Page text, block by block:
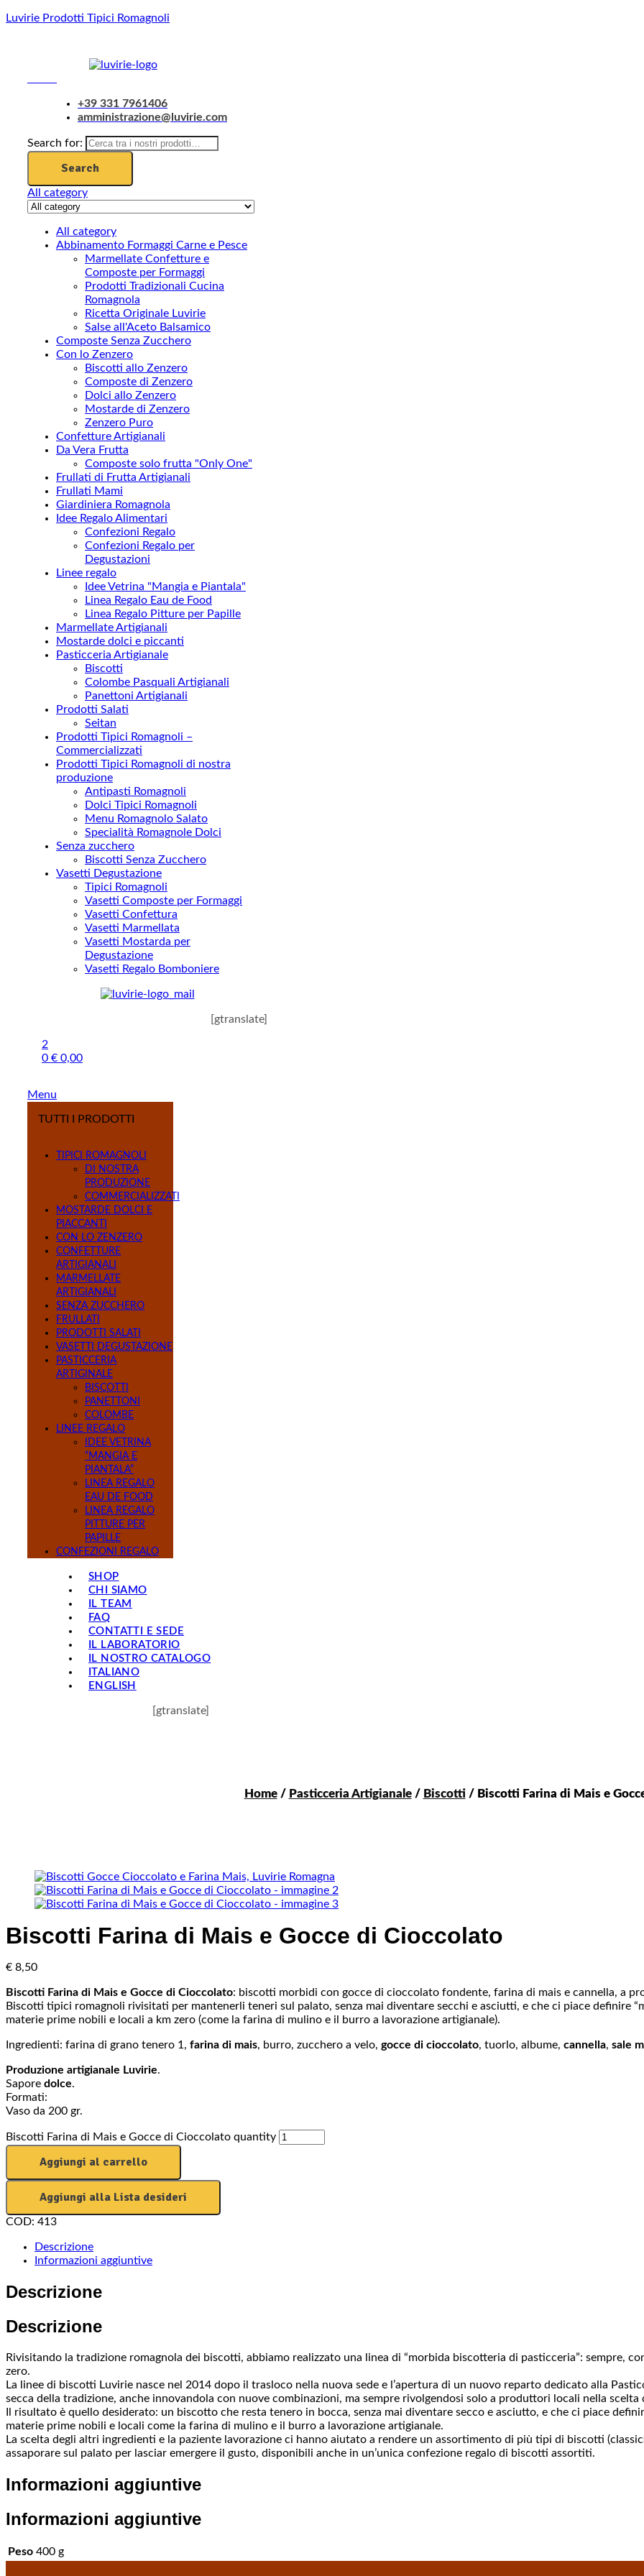
Luvirie Prodotti Tipici Romagnoli
+39 331 7961406
amministrazione@luvirie.com
Search for:
Search
All category
All category
Abbinamento Formaggi Carne e Pesce
Marmellate Confetture e
Composte per Formaggi
Prodotti Tradizionali Cucina
Romagnola
Ricetta Originale Luvirie
Salse all'Aceto Balsamico
Composte Senza Zucchero
Con lo Zenzero
Biscotti allo Zenzero
Composte di Zenzero
Dolci allo Zenzero
Mostarde di Zenzero
Zenzero Puro
Confetture Artigianali
Da Vera Frutta
Composte solo frutta "Only One"
Frullati di Frutta Artigianali
Frullati Mami
Giardiniera Romagnola
Idee Regalo Alimentari
Confezioni Regalo
Confezioni Regalo per
Degustazioni
Linee regalo
Idee Vetrina "Mangia e Piantala"
Linea Regalo Eau de Food
Linea Regalo Pitture per Papille
Marmellate Artigianali
Mostarde dolci e piccanti
Pasticceria Artigianale
Biscotti
Colombe Pasquali Artigianali
Panettoni Artigianali
Prodotti Salati
Seitan
Prodotti Tipici Romagnoli –
Commercializzati
Prodotti Tipici Romagnoli di nostra
produzione
Antipasti Romagnoli
Dolci Tipici Romagnoli
Menu Romagnolo Salato
Specialità Romagnole Dolci
Senza zucchero
Biscotti Senza Zucchero
Vasetti Degustazione
Tipici Romagnoli
Vasetti Composte per Formaggi
Vasetti Confettura
Vasetti Marmellata
Vasetti Mostarda per
Degustazione
Vasetti Regalo Bomboniere
[gtranslate]
2
0 € 0,00
Menu
TUTTI I PRODOTTI
TIPICI ROMAGNOLI
DI NOSTRA
PRODUZIONE
COMMERCIALIZZATI
MOSTARDE DOLCI E
PIACCANTI
CON LO ZENZERO
CONFETTURE
ARTIGIANALI
MARMELLATE
ARTIGIANALI
SENZA ZUCCHERO
FRULLATI
PRODOTTI SALATI
VASETTI DEGUSTAZIONE
PASTICCERIA
ARTIGINALE
BISCOTTI
PANETTONI
COLOMBE
LINEE REGALO
IDEE VETRINA
“MANGIA E
PIANTALA”
LINEA REGALO
EAU DE FOOD
LINEA REGALO
PITTURE PER
PAPILLE
CONFEZIONI REGALO
SHOP
CHI SIAMO
IL TEAM
FAQ
CONTATTI E SEDE
IL LABORATORIO
IL NOSTRO CATALOGO
ITALIANO
ENGLISH
[gtranslate]
Home/ Pasticceria Artigianale/ Biscotti/ Biscotti Farina di Mais e
Biscotti Farina di Mais e Gocce di Cioccolato
€ 8,50
Biscotti Farina di Mais e Gocce di Cioccolato: biscotti morbidi con gocce di cioccolato fondente, farina di mais e cannella, a
Biscotti tipici romagnoli rivisitati per mantenerli teneri sul palato, senza mai diventare secchi e asciutti, e che ci piace definire
materie prime nobili e locali a km zero (come la farina di mulino e il burro a lavorazione artigianale).
Ingredienti: farina di grano tenero 1, farina di mais, burro, zucchero a velo, gocce di cioccolato, tuorlo, albume, cannella, sale
Produzione artigianale Luvirie.
Sapore dolce.
Formati:
Vaso da 200 gr.
Biscotti Farina di Mais e Gocce di Cioccolato quantity
Aggiungi al carrello
Aggiungi alla Lista desideri
COD: 413
Descrizione
Informazioni aggiuntive
Descrizione
Descrizione
Rivisitando la tradizione romagnola dei biscotti, abbiamo realizzato una linea di “morbida biscotteria di pasticceria”: sempre,
zero.
La linee di biscotti Luvirie nasce nel 2014 dopo il trasloco nella nuova sede e l’apertura di un nuovo reparto dedicato alla
secca della tradizione, anche innovandola con nuove combinazioni, ma sempre rivolgendosi solo a produttori locali nella
Il risultato è quello desiderato: un biscotto che resta tenero in bocca, senza mai diventare secco e asciutto, e che ci piace
materie prime nobili e locali come la farina di mulino e il burro a lavorazione artigianale.
La scelta degli altri ingredienti e la paziente lavorazione ci hanno aiutato a rendere un assortimento di più tipi di biscotti
assaporare sul palato per lasciar emergere il gusto, disponibili anche in un’unica confezione regalo di biscotti assortiti.
Informazioni aggiuntive
Informazioni aggiuntive
Peso 400 g